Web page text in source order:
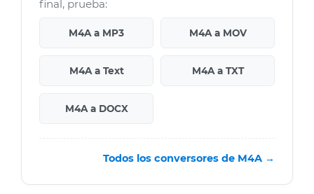
final, prueba:
M4A a MP3 M4A a MOV
M4A a Text M4A a TXT
M4A a DOCX
Todos los conversores de M4A →